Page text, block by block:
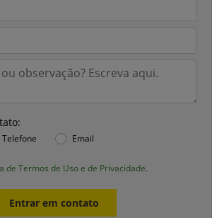
Telefone Email
de Termos de Uso e de Privacidade.
Entrar em contato